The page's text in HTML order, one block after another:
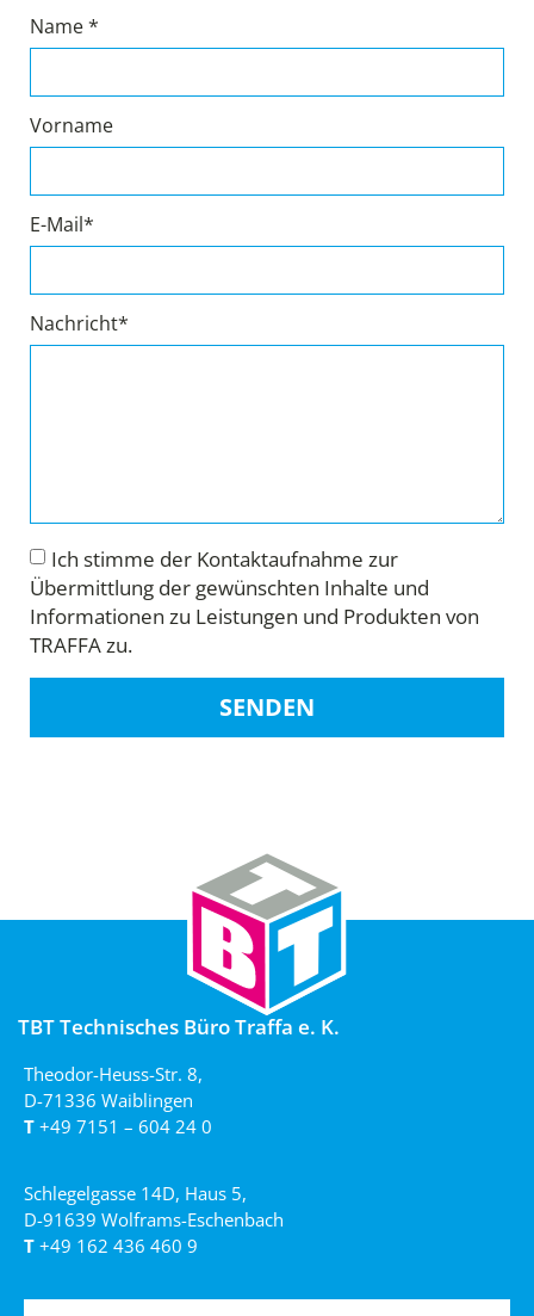
Name *
Vorname
E-Mail*
Nachricht*
Ich stimme der Kontaktaufnahme zur
Übermittlung der gewünschten Inhalte und
Informationen zu Leistungen und Produkten von
TRAFFA zu.
SENDEN
TBT Technisches Büro Traffa e. K.
Theodor-Heuss-Str. 8,
D-71336 Waiblingen
T +49 7151 – 604 24 0
Schlegelgasse 14D, Haus 5,
D-91639 Wolframs-Eschenbach
T +49 162 436 460 9